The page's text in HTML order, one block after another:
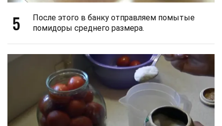
5
После этого в банку отправляем помытые
помидоры среднего размера.